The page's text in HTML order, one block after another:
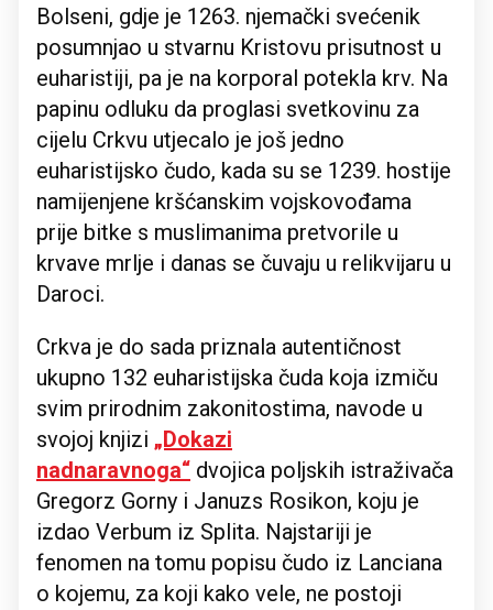
Bolseni, gdje je 1263. njemački svećenik
posumnjao u stvarnu Kristovu prisutnost u
euharistiji, pa je na korporal potekla krv. Na
papinu odluku da proglasi svetkovinu za
cijelu Crkvu utjecalo je još jedno
euharistijsko čudo, kada su se 1239. hostije
namijenjene kršćanskim vojskovođama
prije bitke s muslimanima pretvorile u
krvave mrlje i danas se čuvaju u relikvijaru u
Daroci.
Crkva je do sada priznala autentičnost
ukupno 132 euharistijska čuda koja izmiču
svim prirodnim zakonitostima, navode u
svojoj knjizi „Dokazi
nadnaravnoga“ dvojica poljskih istraživača
Gregorz Gorny i Januzs Rosikon, koju je
izdao Verbum iz Splita. Najstariji je
fenomen na tomu popisu čudo iz Lanciana
o kojemu, za koji kako vele, ne postoji